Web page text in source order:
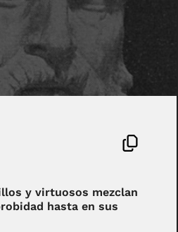
y virtuosos mezclan
hasta en sus